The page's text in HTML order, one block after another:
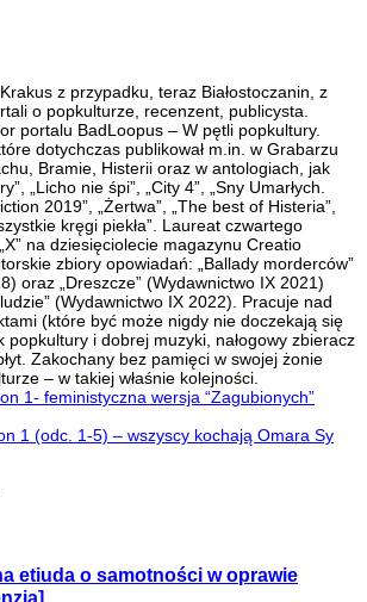
z przypadku, teraz Białostoczanin, z
o popkulturze, recenzent, publicysta.
portalu BadLoopus – W pętli popkultury.
dotychczas publikował m.in. w Grabarzu
Bramie, Histerii oraz w antologiach, jak
„Licho nie śpi”, „City 4”, „Sny Umarłych.
2019”, „Żertwa”, „The best of Histeria”,
kręgi piekła”. Laureat czwartego
na dziesięciolecie magazynu Creatio
zbiory opowiadań: „Ballady morderców”
oraz „Dreszcze” (Wydawnictwo IX 2021)
(Wydawnictwo IX 2022). Pracuje nad
(które być może nigdy nie doczekają się
popkultury i dobrej muzyki, nałogowy zbieracz
Zakochany bez pamięci w swojej żonie
– w takiej właśnie kolejności.
1- feministyczna wersja “Zagubionych”
1 (odc. 1-5) – wszyscy kochają Omara Sy
etiuda o samotności w oprawie